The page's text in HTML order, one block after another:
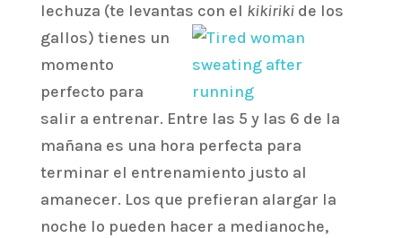
lechuza (te levantas con el kikirikide los
gallos) tienes un
momento
perfecto para
salir a entrenar. Entre las 5 y las 6 de la
mañana es una hora perfecta para
terminar el entrenamiento justo al
amanecer. Los que prefieran alargar la
noche lo pueden hacer a medianoche,